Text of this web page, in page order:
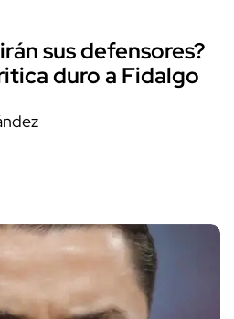
sus defensores?
duro a Fidalgo